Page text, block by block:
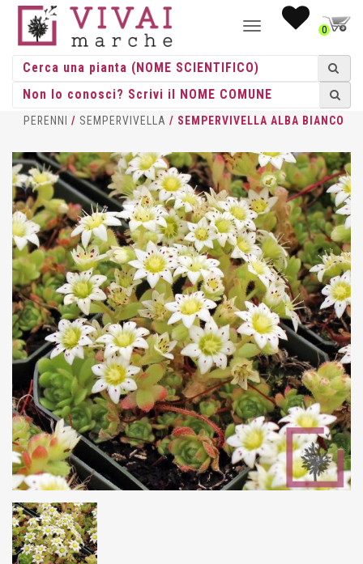
NAVIGAZIONE0
HOME/ ERBACEE ERBACEE
PERENNI / SEMPERVIVELLA / SEMPERVIVELLA ALBA BIANCO